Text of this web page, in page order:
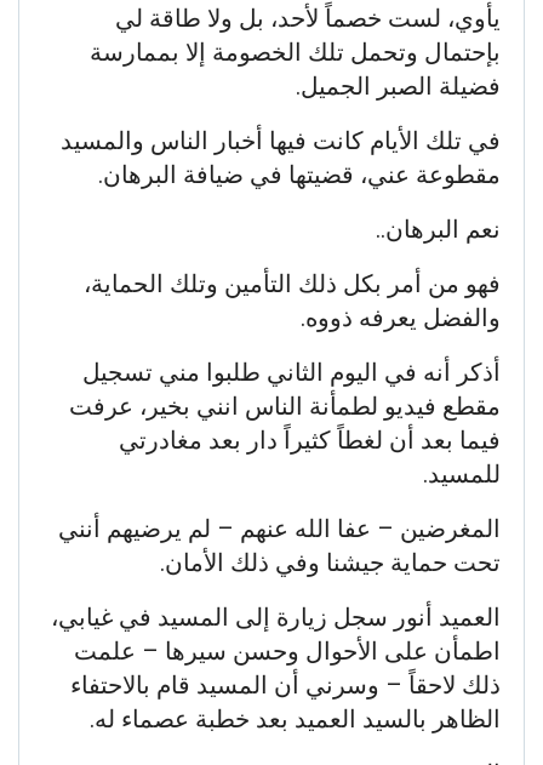
يأوي، لست خصماً لأحد، بل ولا طاقة لي
بإحتمال وتحمل تلك الخصومة إلا بممارسة
فضيلة الصبر الجميل.
في تلك الأيام كانت فيها أخبار الناس والمسيد
مقطوعة عني، قضيتها في ضيافة البرهان.
نعم البرهان..
فهو من أمر بكل ذلك التأمين وتلك الحماية،
والفضل يعرفه ذووه.
أذكر أنه في اليوم الثاني طلبوا مني تسجيل
مقطع فيديو لطمأنة الناس انني بخير، عرفت
فيما بعد أن لغطاً كثيراً دار بعد مغادرتي
للمسيد.
المغرضين – عفا الله عنهم – لم يرضيهم أنني
تحت حماية جيشنا وفي ذلك الأمان.
العميد أنور سجل زيارة إلى المسيد في غيابي،
اطمأن على الأحوال وحسن سيرها – علمت
ذلك لاحقاً – وسرني أن المسيد قام بالاحتفاء
الظاهر بالسيد العميد بعد خطبة عصماء له.